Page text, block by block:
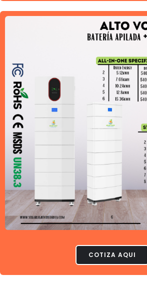
COTIZA AQUI